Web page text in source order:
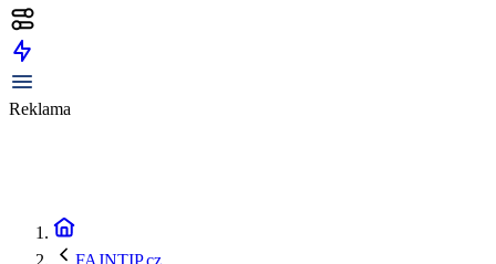
Reklama
FAJNTIP.cz